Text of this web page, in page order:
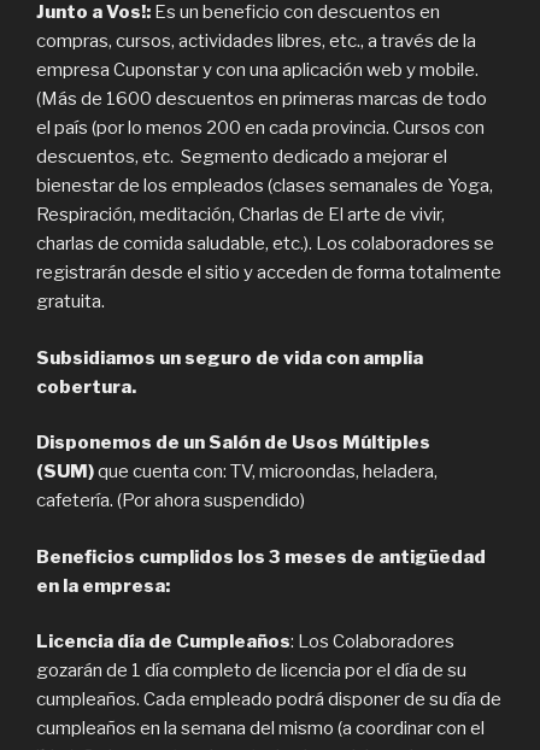
Junto a Vos!: Es un beneficio con descuentos en
compras, cursos, actividades libres, etc., a través de la
empresa Cuponstar y con una aplicación web y mobile.
(Más de 1600 descuentos en primeras marcas de todo
el país (por lo menos 200 en cada provincia. Cursos con
descuentos, etc. Segmento dedicado a mejorar el
bienestar de los empleados (clases semanales de Yoga,
Respiración, meditación, Charlas de El arte de vivir,
charlas de comida saludable, etc.). Los colaboradores se
registrarán desde el sitio y acceden de forma totalmente
gratuita.
Subsidiamos un seguro de vida con amplia
cobertura.
Disponemos de un Salón de Usos Múltiples
(SUM)que cuenta con: TV, microondas, heladera,
cafetería. (Por ahora suspendido)
Beneficios cumplidos los 3 meses de antigüedad
en la empresa:
Licencia día de Cumpleaños: Los Colaboradores
gozarán de 1 día completo de licencia por el día de su
cumpleaños. Cada empleado podrá disponer de su día de
cumpleaños en la semana del mismo (a coordinar con el